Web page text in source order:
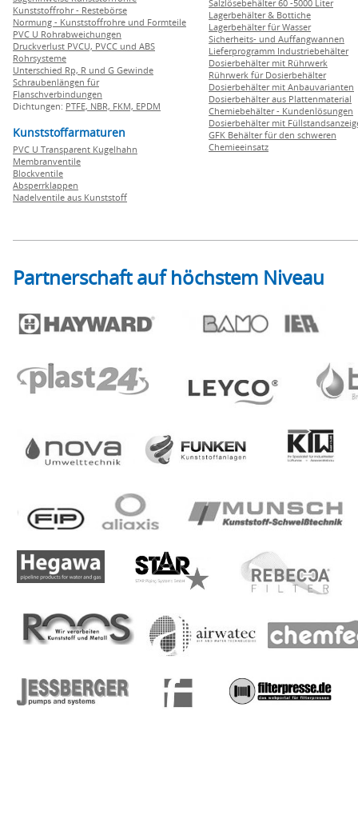
Kunststoffrohr - Restebörse
Normung - Kunststoffrohre und Formteile
PVC U Rohrabweichungen
Druckverlust PVCU, PVCC und ABS
Rohrsysteme
Unterschied Rp, R und G Gewinde
Schraubenlängen für
Flanschverbindungen
Dichtungen: PTFE, NBR, FKM, EPDM
Kunststoffarmaturen
PVC U Transparent Kugelhahn
Membranventile
Blockventile
Absperrklappen
Nadelventile aus Kunststoff
Salzlösebehälter 60 -5000 Liter
Lagerbehälter & Bottiche
Lagerbehälter für Wasser
Sicherheits- und Auffangwannen
Lieferprogramm Industriebehälter
Dosierbehälter mit Rührwerk
Rührwerk für Dosierbehälter
Dosierbehälter mit Anbauvarianten
Dosierbehälter aus Plattenmaterial
Chemiebehälter - Kundenlösungen
Dosierbehälter mit
GFK Behälter für den schweren
Chemieeinsatz
Partnerschaft auf höchstem Niveau